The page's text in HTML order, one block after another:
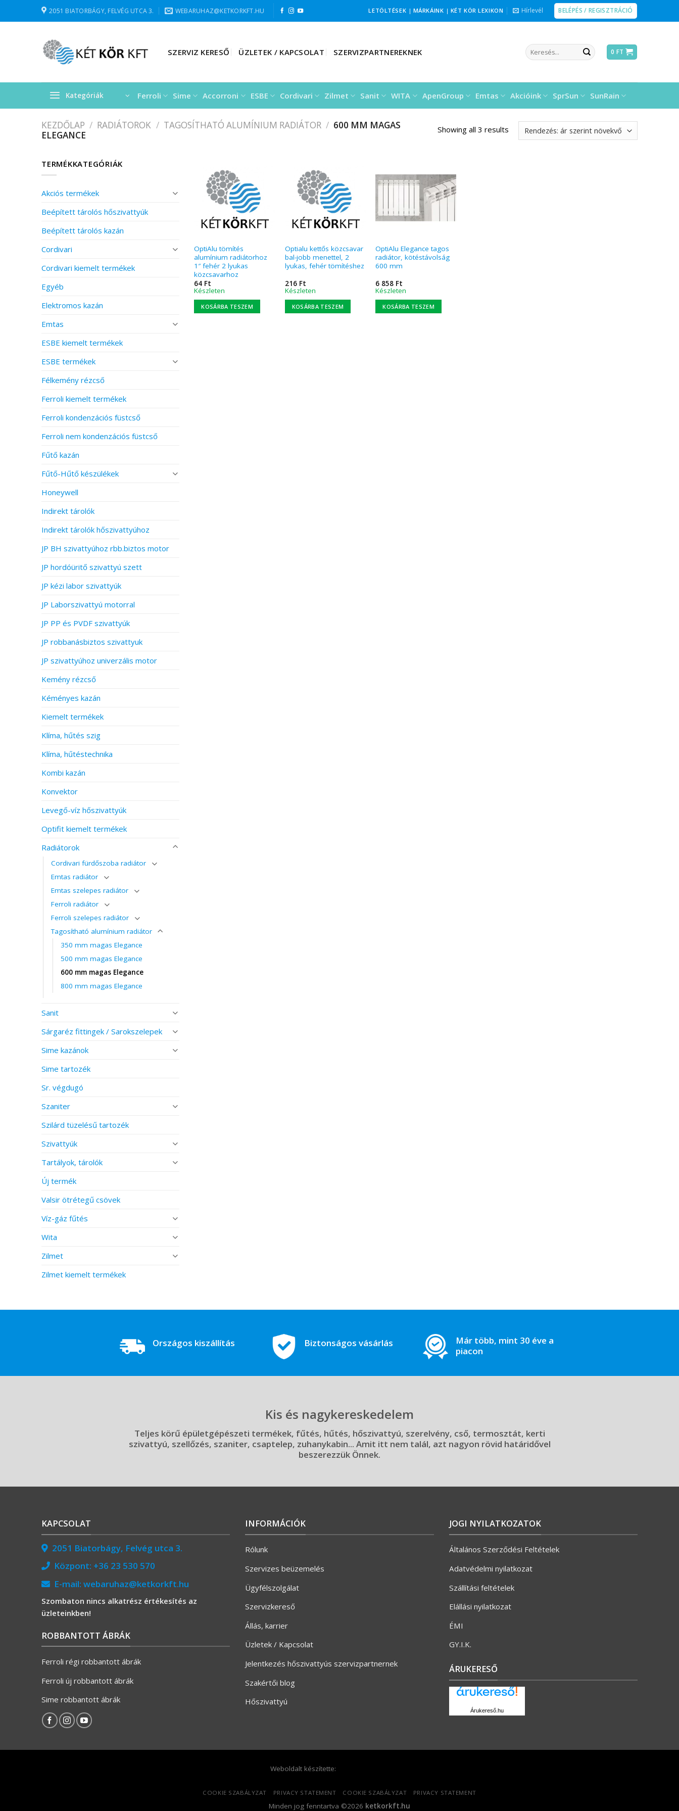
2051 BIATORBÁGY, FELVÉG UTCA 3. WEBARUHAZ@KETKORKFT.HU LETÖLTÉSEK | MÁRKÁINK | KÉT KÖR LEXIKON Hírlevél BELÉPÉS / REGISZTRÁCIÓ
SZERVIZ KERESŐ ÜZLETEK / KAPCSOLAT SZERVIZPARTNEREKNEK
Keresés
a
0 FT
Kategóriák Ferroli Sime Accorroni ESBE Cordivari Zilmet Sanit WITA ApenGroup Emtas Akcióink SprSun SunRain
KEZDŐLAP / RADIÁTOROK / TAGOSÍTHATÓ ALUMÍNIUM RADIÁTOR / 600 MM MAGAS
ELEGANCE
Showing all 3 results
TERMÉKKATEGÓRIÁK
Akciós termékek
Beépített tárolós hőszivattyúk
Beépített tárolós kazán
Cordivari
Cordivari kiemelt termékek
Egyéb
Elektromos kazán
Emtas
ESBE kiemelt termékek
ESBE termékek
Félkemény rézcső
Ferroli kiemelt termékek
Ferroli kondenzációs füstcső
Ferroli nem kondenzációs füstcső
Fűtő kazán
Fűtő-Hűtő készülékek
Honeywell
Indirekt tárolók
Indirekt tárolók hőszivattyúhoz
JP BH szivattyúhoz rbb.biztos motor
JP hordóüritő szivattyú szett
JP kézi labor szivattyúk
JP Laborszivattyú motorral
JP PP és PVDF szivattyúk
JP robbanásbiztos szivattyuk
JP szivattyúhoz univerzális motor
Kemény rézcső
Kéményes kazán
Kiemelt termékek
Klíma, hűtés szig
Klíma, hűtéstechnika
Kombi kazán
Konvektor
Levegő-víz hőszivattyúk
Optifit kiemelt termékek
Radiátorok
Cordivari fürdőszoba radiátor
Emtas radiátor
Emtas szelepes radiátor
Ferroli radiátor
Ferroli szelepes radiátor
Tagosítható alumínium radiátor
350 mm magas Elegance
500 mm magas Elegance
600 mm magas Elegance
800 mm magas Elegance
Sanit
Sárgaréz fittingek / Sarokszelepek
Sime kazánok
Sime tartozék
Sr. végdugó
Szaniter
Szilárd tüzelésű tartozék
Szivattyúk
Tartályok, tárolók
Új termék
Valsir ötrétegű csövek
Víz-gáz fűtés
Wita
Zilmet
Zilmet kiemelt termékek
OptiAlu tömítés
alumínium radiátorhoz
1″ fehér 2 lyukas
közcsavarhoz
64 Ft
Készleten
KOSÁRBA TESZEM
Optialu kettős közcsavar
bal-jobb menettel, 2
lyukas, fehér tömítéshez
216 Ft
Készleten
KOSÁRBA TESZEM
OptiAlu Elegance tagos
radiátor, kötéstávolság
600 mm
6 858 Ft
Készleten
KOSÁRBA TESZEM
Országos kiszállítás Biztonságos vásárlás
Már több, mint 30 éve a
piacon
Kis és nagykereskedelem
Teljes körű épületgépészeti termékek, fűtés, hűtés, hőszivattyú, szerelvény, cső, termosztát, kerti
szivattyú, szellőzés, szaniter, csaptelep, zuhanykabin... Amit itt nem talál, azt nagyon rövid határidővel
beszerezzük Önnek.
KAPCSOLAT
2051 Biatorbágy, Felvég utca 3.
Központ: +36 23 530 570
E-mail: webaruhaz@ketkorkft.hu
Szombaton nincs alkatrész értékesítés az
üzleteinkben!
ROBBANTOTT ÁBRÁK
Ferroli régi robbantott ábrák
Ferroli új robbantott ábrák
Sime robbantott ábrák
INFORMÁCIÓK
Rólunk
Szervizes beüzemelés
Ügyfélszolgálat
Szervizkereső
Állás, karrier
Üzletek / Kapcsolat
Jelentkezés hőszivattyús szervizpartnernek
Szakértői blog
Hőszivattyú
JOGI NYILATKOZATOK
Általános Szerződési Feltételek
Adatvédelmi nyilatkozat
Szállítási feltételek
Elállási nyilatkozat
ÉMI
GY.I.K.
ÁRUKERESŐ
Árukereső.hu
Weboldalt készítette:
COOKIE SZABÁLYZAT PRIVACY STATEMENT COOKIE SZABÁLYZAT PRIVACY STATEMENT
Minden jog fenntartva ©2026 ketkorkft.hu